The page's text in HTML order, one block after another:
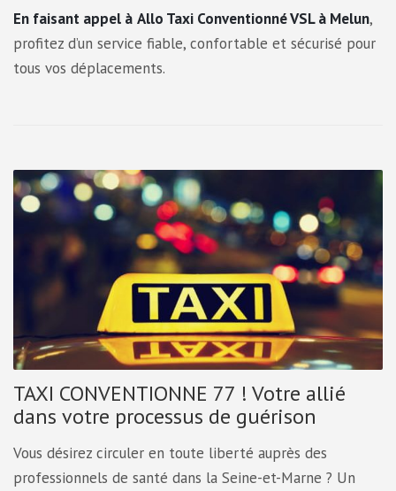
En faisant appel à Allo Taxi Conventionné VSL à Melun,
profitez d’un service fiable, confortable et sécurisé pour
tous vos déplacements.
TAXI CONVENTIONNE 77 ! Votre allié
dans votre processus de guérison
Vous désirez circuler en toute liberté auprès des
professionnels de santé dans la Seine-et-Marne ? Un